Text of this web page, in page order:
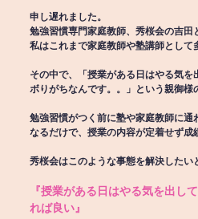
申し遅れました。
勉強習慣専門家庭教師、秀桜会の吉田
私はこれまで家庭教師や塾講師として
その中で、「授業がある日はやる気
ボりがちなんです。。」という親御様
勉強習慣がつく前に塾や家庭教師に通
なるだけで、授業の内容が定着せず成
秀桜会はこのような事態を解決したい
『授業がある日はやる気を出し
れば良い』